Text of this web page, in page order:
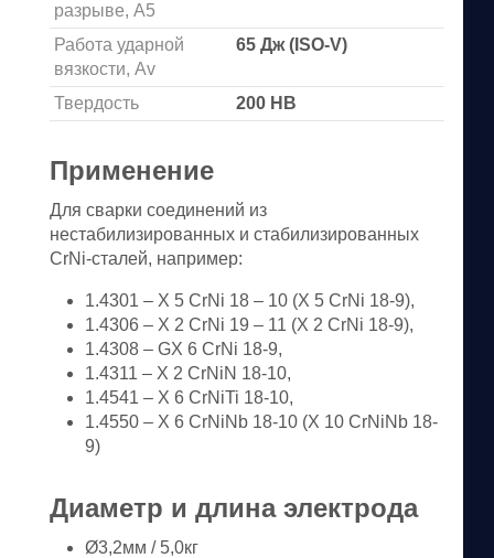
разрыве, А5
Работа ударной
вязкости, Аv
65 Дж (ISO-V)
Твердость 200 HB
Применение
Для сварки соединений из
нестабилизированных и стабилизированных
CrNi-сталей, например:
1.4301 – X 5 CrNi 18 – 10 (Х 5 CrNi 18-9),
1.4306 – X 2 CrNi 19 – 11 (X 2 CrNi 18-9),
1.4308 – GX 6 CrNi 18-9,
1.4311 – X 2 CrNiN 18-10,
1.4541 – X 6 CrNiTi 18-10,
1.4550 – X 6 CrNiNb 18-10 (X 10 CrNiNb 18-
9)
Диаметр и длина электрода
Ø3,2мм / 5,0кг